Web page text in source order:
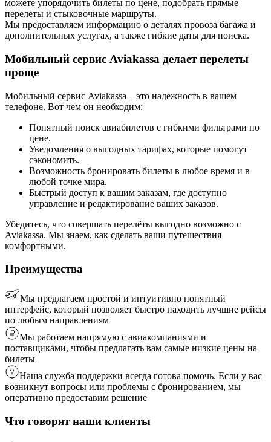
можете упорядочить билеты по цене, подобрать прямые
перелеты и стыковочные маршруты.
Мы предоставляем информацию о деталях провоза багажа и
дополнительных услугах, а также гибкие даты для поиска.
Мобильный сервис Aviakassa делает перелеты
проще
Мобильный сервис Aviakassa – это надежность в вашем
телефоне. Вот чем он необходим:
Понятный поиск авиабилетов с гибкими фильтрами по
цене.
Уведомления о выгодных тарифах, которые помогут
сэкономить.
Возможность бронировать билеты в любое время и в
любой точке мира.
Быстрый доступ к вашим заказам, где доступно
управление и редактирование ваших заказов.
Убедитесь, что совершать перелёты выгодно возможно с
Aviakassa. Мы знаем, как сделать ваши путешествия
комфортными.
Преимущества
Мы предлагаем простой и интуитивно понятный
интерфейс, который позволяет быстро находить лучшие рейсы
по любым направлениям
Мы работаем напрямую с авиакомпаниями и
поставщиками, чтобы предлагать вам самые низкие цены на
билеты
Наша служба поддержки всегда готова помочь. Если у вас
возникнут вопросы или проблемы с бронированием, мы
оперативно предоставим решение
Что говорят наши клиенты